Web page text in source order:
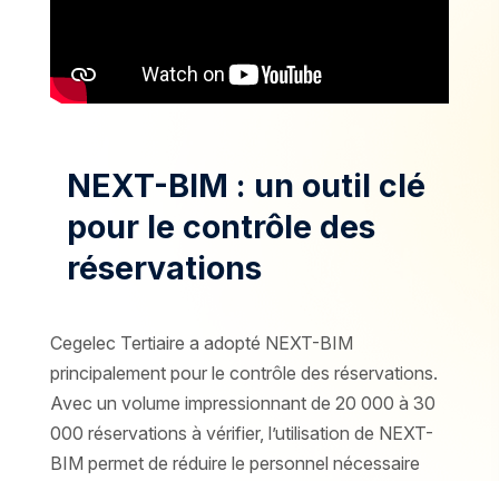
NEXT-BIM : un outil clé
pour le contrôle des
réservations
Cegelec Tertiaire a adopté NEXT-BIM
principalement pour le contrôle des réservations.
Avec un volume impressionnant de 20 000 à 30
000 réservations à vérifier, l’utilisation de NEXT-
BIM permet de réduire le personnel nécessaire